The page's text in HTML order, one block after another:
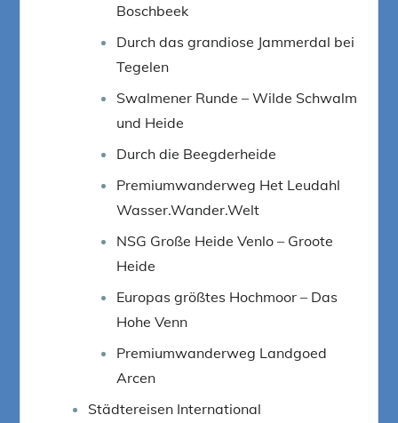
Boschbeek
Durch das grandiose Jammerdal bei
Tegelen
Swalmener Runde – Wilde Schwalm
und Heide
Durch die Beegderheide
Premiumwanderweg Het Leudahl
Wasser.Wander.Welt
NSG Große Heide Venlo – Groote
Heide
Europas größtes Hochmoor – Das
Hohe Venn
Premiumwanderweg Landgoed
Arcen
Städtereisen International